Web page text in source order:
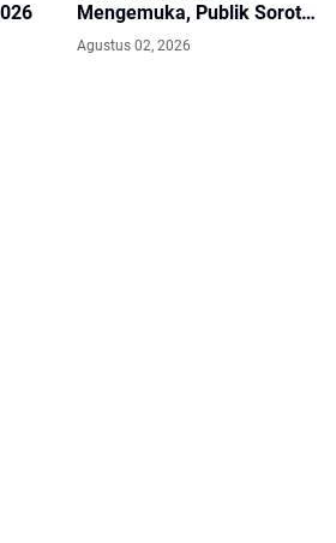
Mengemuka, Publik Soroti
Peran Kepala Desa
Agustus 02, 2026